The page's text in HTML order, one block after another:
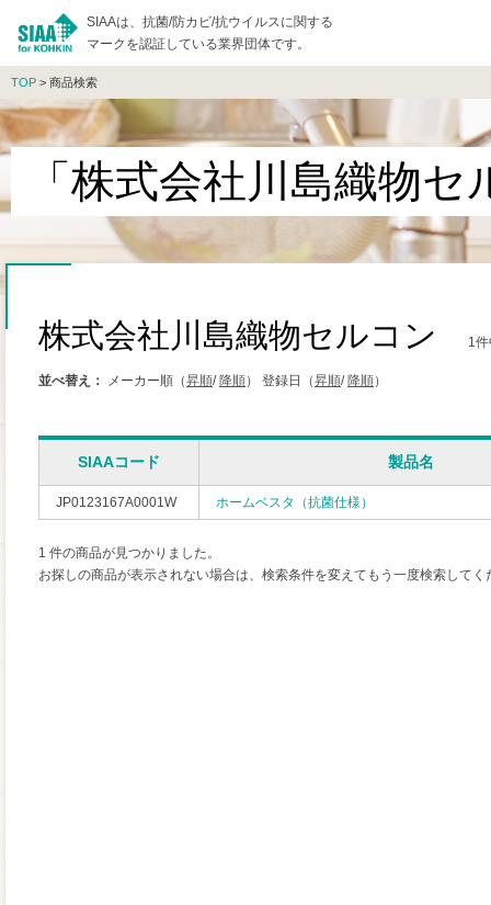
SIAAは、抗菌/防カビ/抗ウイルスに関する
マークを認証している業界団体です。
TOP > 商品検索
「株式会社川島織物
株式会社川島織物セルコン 1
並べ替え： メーカー順（昇順/ 降順） 登録日（昇順/ 降順）
SIAAコード 製品名
JP0123167A0001W ホームベスタ（抗菌仕様）
1 件の商品が見つかりました。
お探しの商品が表示されない場合は、検索条件を変えてもう一度検索してく